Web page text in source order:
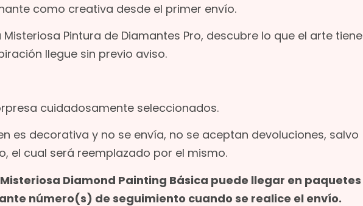
como creativa desde el primer envío.
Pintura de Diamantes Pro, descubre lo que el arte tiene
llegue sin previo aviso.
cuidadosamente seleccionados.
es decorativa y no se envía, no se aceptan devoluciones, salvo
el cual será reemplazado por el mismo.
Diamond Painting Básica puede llegar en paquetes
número(s) de seguimiento cuando se realice el envío.